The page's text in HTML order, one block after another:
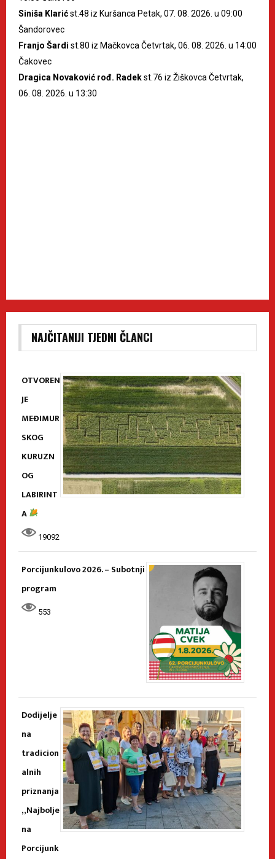
Siniša Klarićst.48 iz Kuršanca Petak, 07. 08. 2026. u 09:00
Šandorovec
Franjo Šardi st.80 iz Mačkovca Četvrtak, 06. 08. 2026. u 14:00
Čakovec
Dragica Novaković rođ. Radekst.76 iz Žiškovca Četvrtak,
06. 08. 2026. u 13:30
NAJČITANIJI TJEDNI ČLANCI
OTVOREN
JE
MEĐIMUR
SKOG
KURUZN
OG
LABIRINT
A
19092
Porcijunkulovo 2026. – Subotnji
program
553
Dodijelje
na
tradicion
alnih
priznanja
„Najbolje
na
Porcijunk